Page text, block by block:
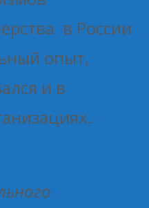
в России
опыт,
и в